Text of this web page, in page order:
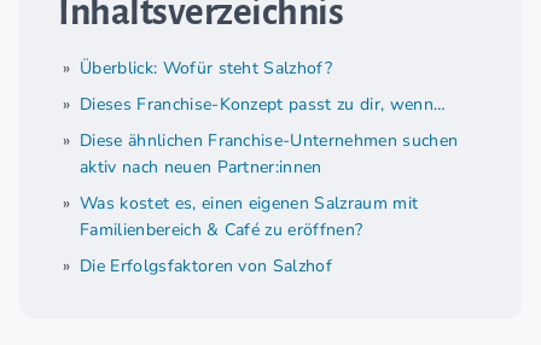
Inhaltsverzeichnis
Überblick: Wofür steht Salzhof?
Dieses Franchise-Konzept passt zu dir, wenn…
Diese ähnlichen Franchise-Unternehmen suchen
aktiv nach neuen Partner:innen
Was kostet es, einen eigenen Salzraum mit
Familienbereich & Café zu eröffnen?
Die Erfolgsfaktoren von Salzhof